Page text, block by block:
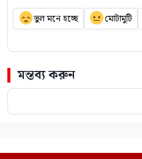
ভুল মনে হচ্ছে মোটামুটি
মন্তব্য করুন